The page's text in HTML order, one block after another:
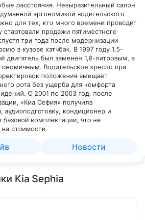
расстояния. Невыразительный салон
эргономикой водительского
для тех, кто много времени проводит
стартовали продажи пятиместного
три года после модернизации
в кузове хэтчбэк. В 1997 году 1,5-
двигатель был заменен 1,8-литровым, а
Водительское кресло при
положения вмещает
рота без ущерба для комфорта
С 2001 по 2003 год, после
«Киа Сефия» получила
аудиоподготовку, кондиционер и
базовой комплектации, что не
на стоимости.
Новости
Kia Sephia